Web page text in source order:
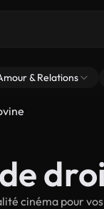
& Relations
cinéma pour